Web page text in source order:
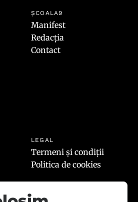
ȘCOALA9
Manifest
Redacția
Contact
LEGAL
Termeni și condiții
Politica de cookies